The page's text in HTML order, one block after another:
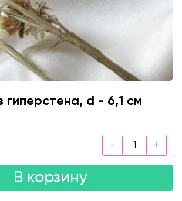
гиперстена, d - 6,1 см
В корзину